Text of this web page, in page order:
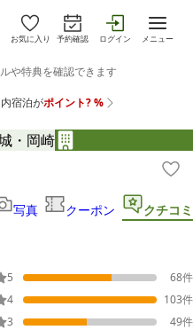
お気に入り 予約確認 ログイン メニュー
・岡崎
写真 クーポン クチコミ
5 68件
4
103件
3
49件